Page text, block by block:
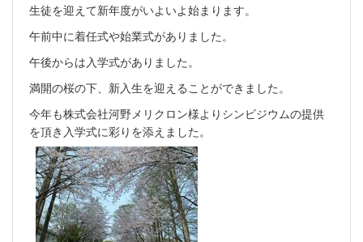
生徒を迎えて新年度がいよいよ始まります。
午前中に着任式や始業式がありました。
午後からは入学式がありました。
満開の桜の下、新入生を迎えることができました。
今年も株式会社河野メリクロン様よりシンビジウムの提供
を頂き入学式に彩りを添えました。